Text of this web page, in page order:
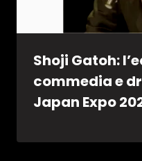
Shoji Gatoh:
commedia e
Japan Expo